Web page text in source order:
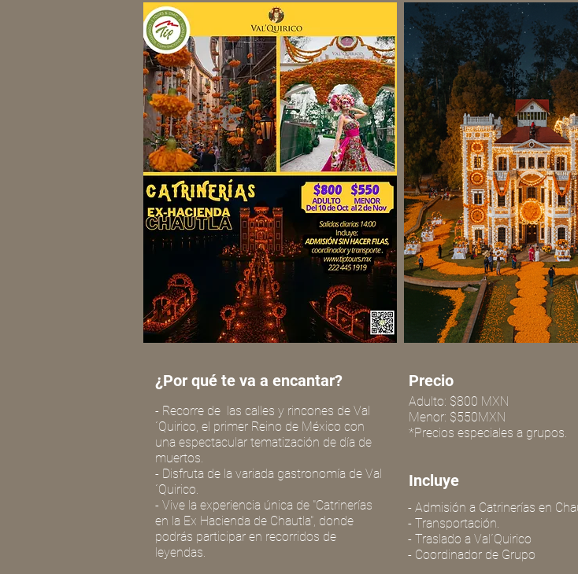
¿Por qué te va a encantar?
- Recorre de las calles y rincones de Val
´Quirico, el primer Reino de México con
una espectacular tematización de día de
muertos.
- Disfruta de la variada gastronomía de Val
´Quirico.
- Vive la experiencia única de "Catrinerías
en la Ex Hacienda de Chautla", donde
podrás participar en recorridos de
leyendas.
Precio
Adulto: $800 MXN
Menor: $550MXN
*Precios especiales a grupos.
Incluye
- Admisión a Catrinerías en
- Transportación.
- Traslado a Val´Quirico
- Coordinador de Grupo